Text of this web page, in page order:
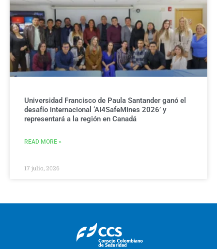
Universidad Francisco de Paula Santander ganó el
desafío internacional ‘AI4SafeMines 2026’ y
representará a la región en Canadá
READ MORE »
17 julio, 2026